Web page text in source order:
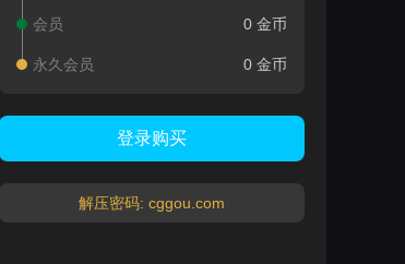
会员 0 金币
永久会员 0 金币
登录购买
解压密码: cggou.com